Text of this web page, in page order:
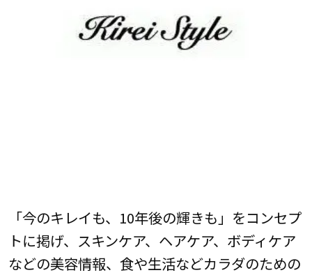
「今のキレイも、10年後の輝きも」をコンセプ
トに掲げ、スキンケア、ヘアケア、ボディケア
などの美容情報、食や生活などカラダのための